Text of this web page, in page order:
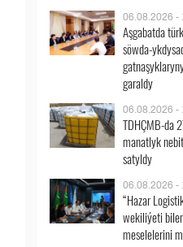
06.08.2026 -
Aşgabatda
söwda-
garaldy
06.08.2026 -
TDHÇMB-da
manatlyk
satyldy
06.08.2026 -
“Hazar
wekiliýeti
meselelerini